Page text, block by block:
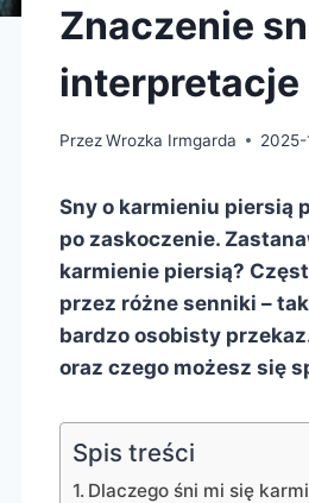
Znaczenie
interpretacje
PrzezWrozka Irmgarda
Sny o karmieniu piersią
po zaskoczenie.
karmienie piersią?
przez różne senniki –
bardzo osobisty
oraz czego możesz się
Spis treści
Dlaczego śni mi się